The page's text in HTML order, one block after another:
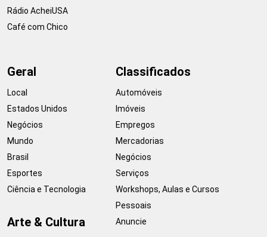
Rádio AcheiUSA
Café com Chico
Geral
Local
Estados Unidos
Negócios
Mundo
Brasil
Esportes
Ciência e Tecnologia
Arte & Cultura
Classificados
Automóveis
Imóveis
Empregos
Mercadorias
Negócios
Serviços
Workshops, Aulas e Cursos
Pessoais
Anuncie